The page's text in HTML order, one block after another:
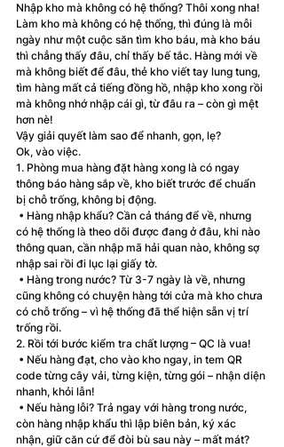
Nhập kho mà không có hệ thống? Thôi xong nha!
Làm kho mà không có hệ thống, thì đúng là mỗi
ngày như một cuộc săn tìm kho báu, mà kho báu
thì chẳng thấy đâu, chỉ thấy bế tắc. Hàng mới về
mà không biết để đâu, thẻ kho viết tay lung tung,
tìm hàng mất cả tiếng đồng hồ, nhập kho xong rồi
mà không nhớ nhập cái gì, từ đâu ra – còn gì mệt
hơn nè!
Vậy giải quyết làm sao để nhanh, gọn, lẹ?
Ok, vào việc.
1. Phòng mua hàng đặt hàng xong là có ngay
thông báo hàng sắp về, kho biết trước để chuẩn
bị chỗ trống, không bị động.
• Hàng nhập khẩu? Cần cả tháng để về, nhưng
có hệ thống là theo dõi được đang ở đâu, khi nào
thông quan, cần nhập mã hải quan nào, không sợ
nhập sai rồi đi lục lại giấy tờ.
• Hàng trong nước? Từ 3-7 ngày là về, nhưng
cũng không có chuyện hàng tới cửa mà kho chưa
có chỗ trống – vì hệ thống đã thể hiện sẵn vị trí
trống rồi.
2. Rồi tới bước kiểm tra chất lượng – QC là vua!
• Nếu hàng đạt, cho vào kho ngay, in tem QR
code từng cây vải, từng kiện, từng gói – nhận diện
nhanh, khỏi lẫn!
• Nếu hàng lỗi? Trả ngay với hàng trong nước,
còn hàng nhập khẩu thì lập biên bản, ký xác
nhận, giữ căn cứ để đòi bù sau này – mất mát?